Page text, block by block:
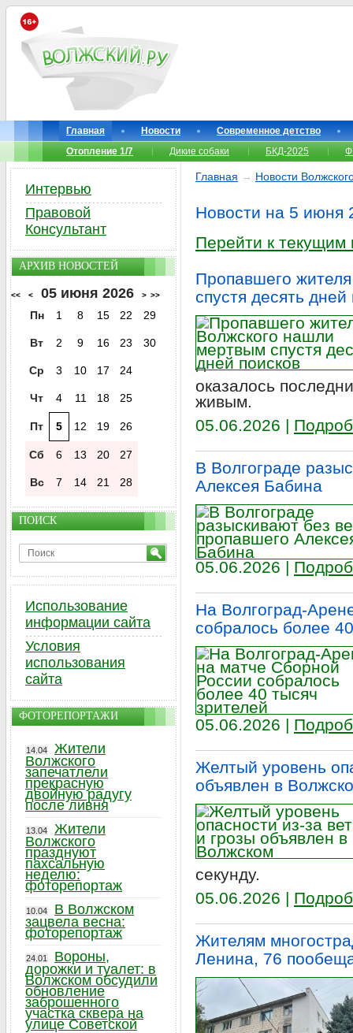
Главная Новости
Современное детство
Отопление 1/7
Дикие собаки БКД-2025
Главная → Новости
Новости на 5 июня
Перейти к текущим
Пропавшего
спустя десять дней
оказалось
живым.
05.06.2026 |
В Волгограде
Алексея Бабина
05.06.2026 |
На Волгоград-
собралось более
05.06.2026 |
Желтый уровень
объявлен в
секунду.
05.06.2026 |
Жителям
Ленина, 76
Интервью
Правовой
Консультант
АРХИВ НОВОСТЕЙ
<< < 05 июня 2026 > >>
Пн 1 8 15 22 29
Вт 2 9 16 23 30
Ср 3 10 17 24
Чт 4 11 18 25
Пт 5 12 19 26
Сб 6 13 20 27
Вс 7 14 21 28
ПОИСК
Использование
информации сайта
Условия
использования
сайта
ФОТОРЕПОРТАЖИ
14.04
Жители
Волжского
запечатлели
прекрасную
двойную радугу
после ливня
13.04
Жители
Волжского
празднуют
пахсальную
неделю:
фоторепортаж
10.04
В Волжском
зацвела весна:
фоторепортаж
24.01
Вороны,
дорожки и туалет: в
Волжском обсудили
обновление
заброшенного
участка сквера на
улице Советской